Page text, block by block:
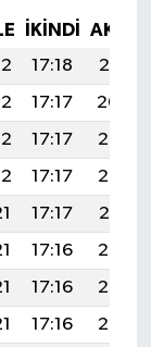
İKINDI
17:18
20:41
17:17
20:40
17:17
20:39
17:17
20:38
17:17
20:37
17:16
20:36
17:16
20:35
17:16
20:34